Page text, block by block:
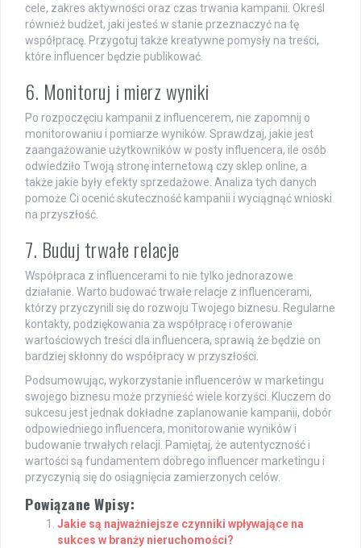
cele, zakres aktywności oraz czas trwania kampanii. Określ
również budżet, jaki jesteś w stanie przeznaczyć na tę
współpracę. Przygotuj także kreatywne pomysły na treści,
które influencer będzie publikować.
6. Monitoruj i mierz wyniki
Po rozpoczęciu kampanii z influencerem, nie zapomnij o
monitorowaniu i pomiarze wyników. Sprawdzaj, jakie jest
zaangażowanie użytkowników w posty influencera, ile osób
odwiedziło Twoją stronę internetową czy sklep online, a
także jakie były efekty sprzedażowe. Analiza tych danych
pomoże Ci ocenić skuteczność kampanii i wyciągnąć wnioski
na przyszłość.
7. Buduj trwałe relacje
Współpraca z influencerami to nie tylko jednorazowe
działanie. Warto budować trwałe relacje z influencerami,
którzy przyczynili się do rozwoju Twojego biznesu. Regularne
kontakty, podziękowania za współpracę i oferowanie
wartościowych treści dla influencera, sprawią że będzie on
bardziej skłonny do współpracy w przyszłości.
Podsumowując, wykorzystanie influencerów w marketingu
swojego biznesu może przynieść wiele korzyści. Kluczem do
sukcesu jest jednak dokładne zaplanowanie kampanii, dobór
odpowiedniego influencera, monitorowanie wyników i
budowanie trwałych relacji. Pamiętaj, że autentyczność i
wartości są fundamentem dobrego influencer marketingu i
przyczynią się do osiągnięcia zamierzonych celów.
Powiązane Wpisy:
Jakie są najważniejsze czynniki wpływające na
sukces w branży nieruchomości?